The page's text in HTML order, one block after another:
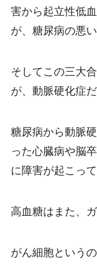
害から起立性低
が、糖尿病の悪
そしてこの三大
が、動脈硬化症だ
糖尿病から動脈
った心臓病や脳
に障害が起こって
高血糖はまた、
がん細胞という